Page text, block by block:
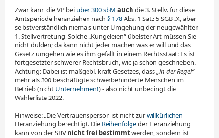
Zwar kann die VP bei über 300 sbM auch die 3. Stellv. für diese
Amtsperiode heranziehen nach § 178Abs. 1 Satz 5 SGB IX, aber
selbstverständlich niemals unter Umgehung der neugewählten
1. Stellvertretung: Solche „Kungeleien“ übelster Art müssen Sie
nicht dulden; da kann nicht jeder machen was er will und das
Gesetz umgehen wie es ihm gefällt in einem Rechtsstaat: Es ist
fortgesetzter schwerer Rechtsbruch, wie ja schon geschrieben.
Achtung: Dabei ist maßgebl. kraft Gesetzes, dass„in der Regel“
mehr als 300 beschäftigte schwerbehinderte Menschen im
Betrieb (nicht Unternehmen!) - also nicht unbedingt die
Wählerliste 2022.
Hinweise: „Die Vertrauensperson ist nicht zurwillkürlichen
Heranziehung berechtigt. Die Reihenfolgeder Heranziehung
kann von der SBV nicht frei bestimmtwerden, sondern ist